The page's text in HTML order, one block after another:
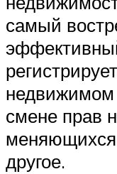
самый
смене прав
меняющихся
другое.